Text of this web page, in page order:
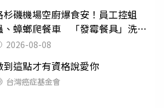
杉磯機場空廚爆食安！員工控蛆
、蟑螂爬餐車 「發霉餐具」洗完
用
2026-08-08
到這點才有資格說愛你
台灣癌症基金會